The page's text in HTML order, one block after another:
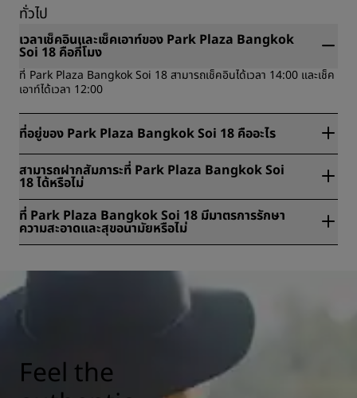
ทั่วไป
เวลาเช็คอินและเช็คเอาท์ของ Park Plaza Bangkok
Soi 18 คือกี่โมง
ที่ Park Plaza Bangkok Soi 18 สามารถเช็คอินได้เวลา 14:00 และเช็ค
เอาท์ได้เวลา 12:00
ที่อยู่ของ Park Plaza Bangkok Soi 18 คืออะไร
Park Plaza Bangkok Soi 18 ตั้งอยู่ที่ Sukhumvit Soi 18,
Khwaeng Khlong Toei, Klongtoey กรุงเทพฯ ประเทศไทย
สามารถฝากสัมภาระที่ Park Plaza Bangkok Soi
18 ได้หรือไม่
ใช่ มีบริการรับฝากสัมภาระที่ Park Plaza Bangkok Soi 18
ที่ Park Plaza Bangkok Soi 18 มีมาตรการรักษา
ความสะอาดและสุขอนามัยหรือไม่
ของเรา เรียนรู้เพิ่มเติม:
https://www.radissonhotels.com/en-
us/social-responsibility/health-safety
Feel the